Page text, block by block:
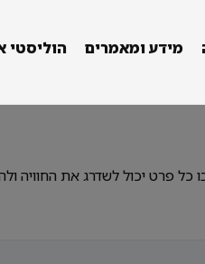
מידע ומאמרים הוליסטי
פרט יכול לשדרג את החוויה